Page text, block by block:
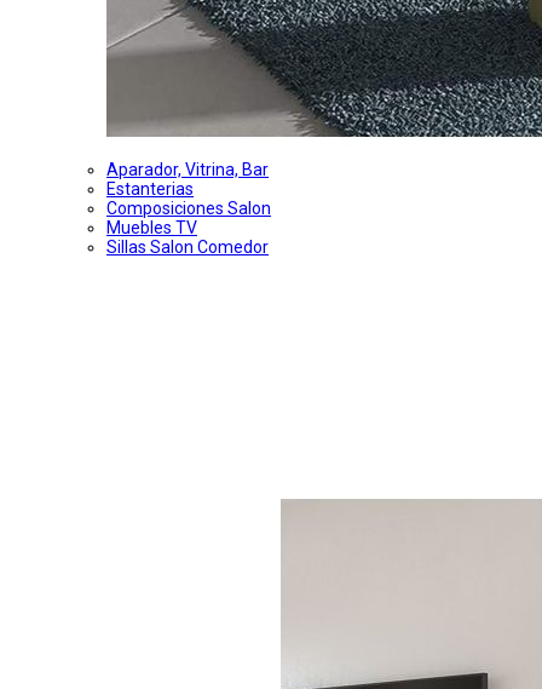
Aparador, Vitrina, Bar
Estanterias
Composiciones Salon
Muebles TV
Sillas Salon Comedor